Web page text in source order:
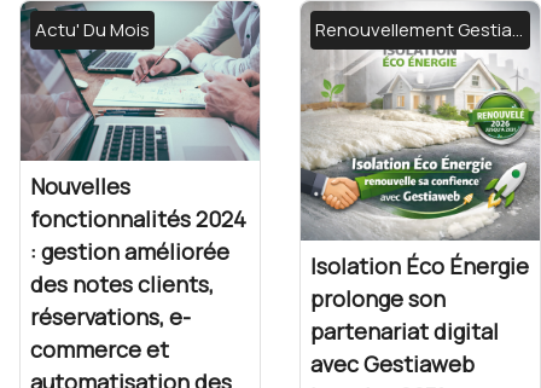
Actu' Du Mois
Nouvelles
fonctionnalités 2024
: gestion améliorée
des notes clients,
réservations, e-
commerce et
automatisation des
Renouvellement Gestiaweb
Isolation Éco Énergie
prolonge son
partenariat digital
avec Gestiaweb